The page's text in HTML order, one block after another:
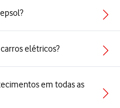
elétricos?
em todas as